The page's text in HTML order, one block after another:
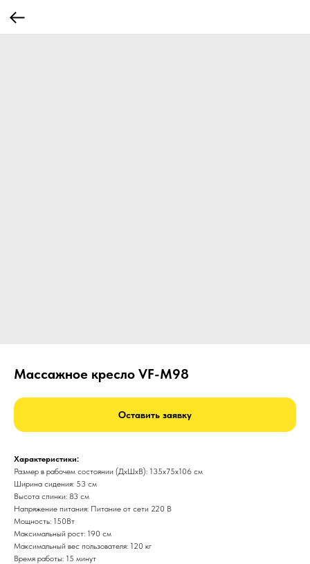
Массажное кресло VF-M98
Оставить заявку
Характеристики:
Размер в рабочем состоянии (ДxШxВ): 135x75x106 см
Ширина сидения: 53 см
Высота спинки: 83 см
Напряжение питания: Питание от сети 220 В
Мощность: 150Вт
Максимальный рост: 190 см
Максимальный вес пользователя: 120 кг
Время работы: 15 минут